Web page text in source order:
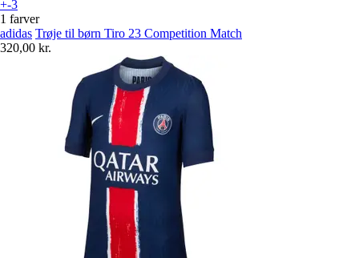
+-3
1 farver
adidas Trøje til børn Tiro 23 Competition Match
320,00 kr.